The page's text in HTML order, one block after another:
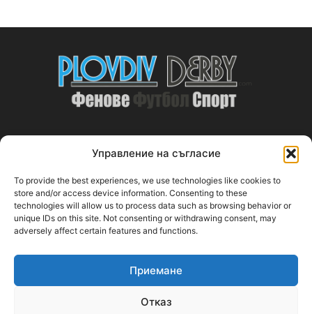
Управление на съгласие
To provide the best experiences, we use technologies like cookies to
store and/or access device information. Consenting to these
technologies will allow us to process data such as browsing behavior or
unique IDs on this site. Not consenting or withdrawing consent, may
adversely affect certain features and functions.
Приемане
Отказ
ABOUT US
PlovdivDerby.com е първата пловдивска изцяло футболна
медия!
Свържи се с нас:plovdivderby.com@gmail.com
FOLLOW US